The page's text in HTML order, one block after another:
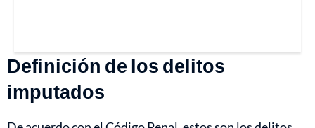
Definición de los delitos
imputados